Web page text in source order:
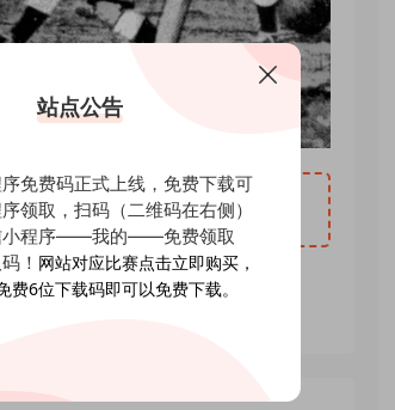
站点公告
免费码正式上线，免费下载可
领取，扫码（二维码在右侧）
程序——我的——免费领取
！ 网站对应比赛点击立即购买，
费6位下载码即可以免费下载。